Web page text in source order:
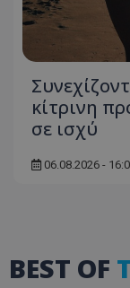
κίτρινη
σε ισχύ
06.08.2026 -
BEST OF